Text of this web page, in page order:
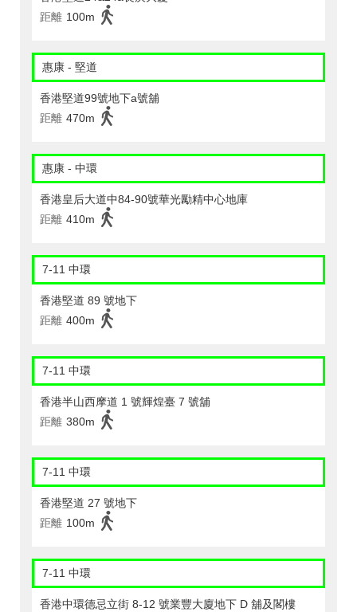
距離 100m
惠康 - 堅道
香港堅道99號地下a號舖
距離 470m
惠康 - 中環
香港皇后大道中84-90號華光勵精中心地庫
距離 410m
7-11 中環
香港堅道 89 號地下
距離 400m
7-11 中環
香港半山西摩道 1 號輝煌臺 7 號舖
距離 380m
7-11 中環
香港堅道 27 號地下
距離 100m
7-11 中環
香港中環德忌立街 8-12 號業豐大廈地下 D 舖及閣樓